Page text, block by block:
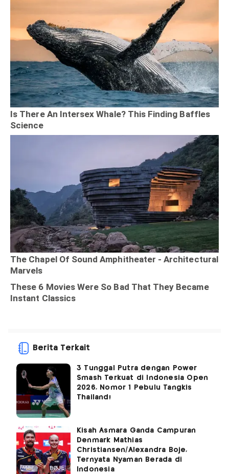
Berita Terkait
3 Tunggal Putra dengan Power
Smash Terkuat di Indonesia Open
2026, Nomor 1 Pebulu Tangkis
Thailand!
Kisah Asmara Ganda Campuran
Denmark Mathias
Christiansen/Alexandra Boje,
Ternyata Nyaman Berada di
Indonesia